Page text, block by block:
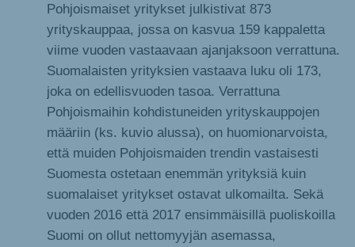
Pohjoismaiset yritykset julkistivat 873
yrityskauppaa, jossa on kasvua 159 kappaletta
viime vuoden vastaavaan ajanjaksoon verrattuna.
Suomalaisten yrityksien vastaava luku oli 173,
joka on edellisvuoden tasoa. Verrattuna
Pohjoismaihin kohdistuneiden yrityskauppojen
määriin (ks. kuvio alussa), on huomionarvoista,
että muiden Pohjoismaiden trendin vastaisesti
Suomesta ostetaan enemmän yrityksiä kuin
suomalaiset yritykset ostavat ulkomailta. Sekä
vuoden 2016 että 2017 ensimmäisillä puoliskoilla
Suomi on ollut nettomyyjän asemassa,